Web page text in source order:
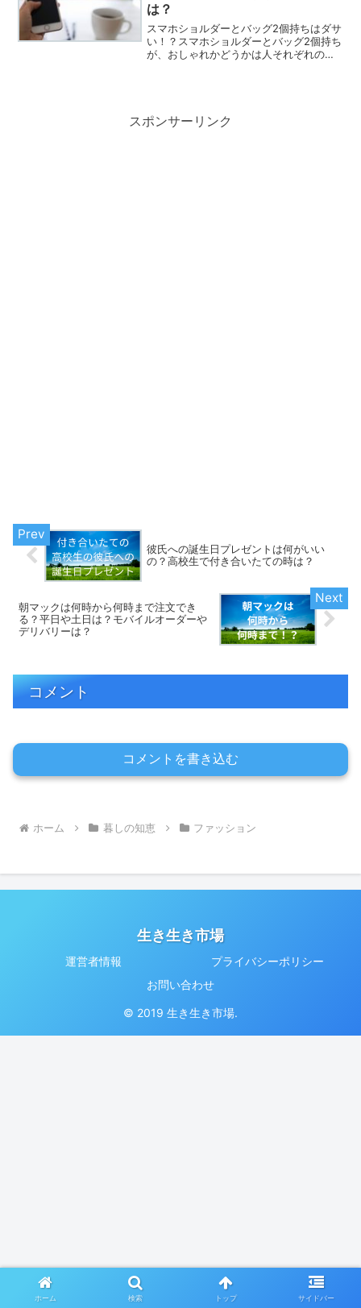
は？
スマホショルダーとバッグ2個持ちはダサ
い！？スマホショルダーとバッグ2個持ち
が、おしゃれかどうかは人それぞれの感
スポンサーリンク
彼氏への誕生日プレゼントは何がいい
の？高校生で付き合いたての時は？
朝マックは何時から何時まで注文でき
る？平日や土日は？モバイルオーダーや
デリバリーは？
コメント
コメントを書き込む
ホーム 暮しの知恵 ファッション
生き生き市場
運営者情報
プライバシーポリシー
お問い合わせ
© 2019 生き生き市場.
ホーム 検索 トップ サイドバー